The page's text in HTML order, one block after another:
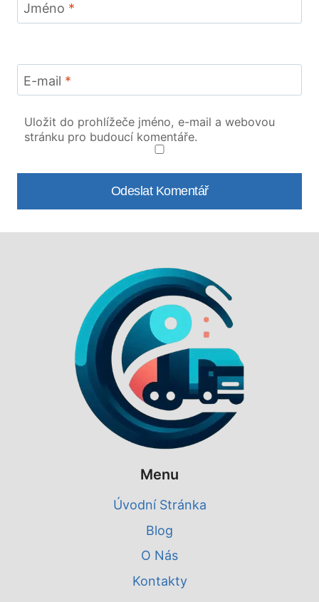
Jméno *
E-mail *
Uložit do prohlížeče jméno, e-mail a webovou
stránku pro budoucí komentáře.
Menu
Úvodní Stránka
Blog
O Nás
Kontakty